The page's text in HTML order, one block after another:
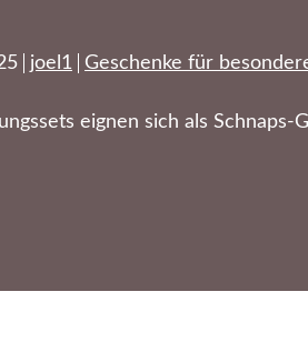
joel1 Geschenke für
eignen sich als Schnaps-